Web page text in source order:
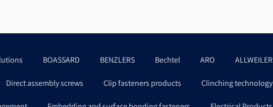
ALLWEILER
ARO
Bechtel
BENZLERS
BOASSARD
Clinching technology
Clip fasteners products
Direct assembly screws